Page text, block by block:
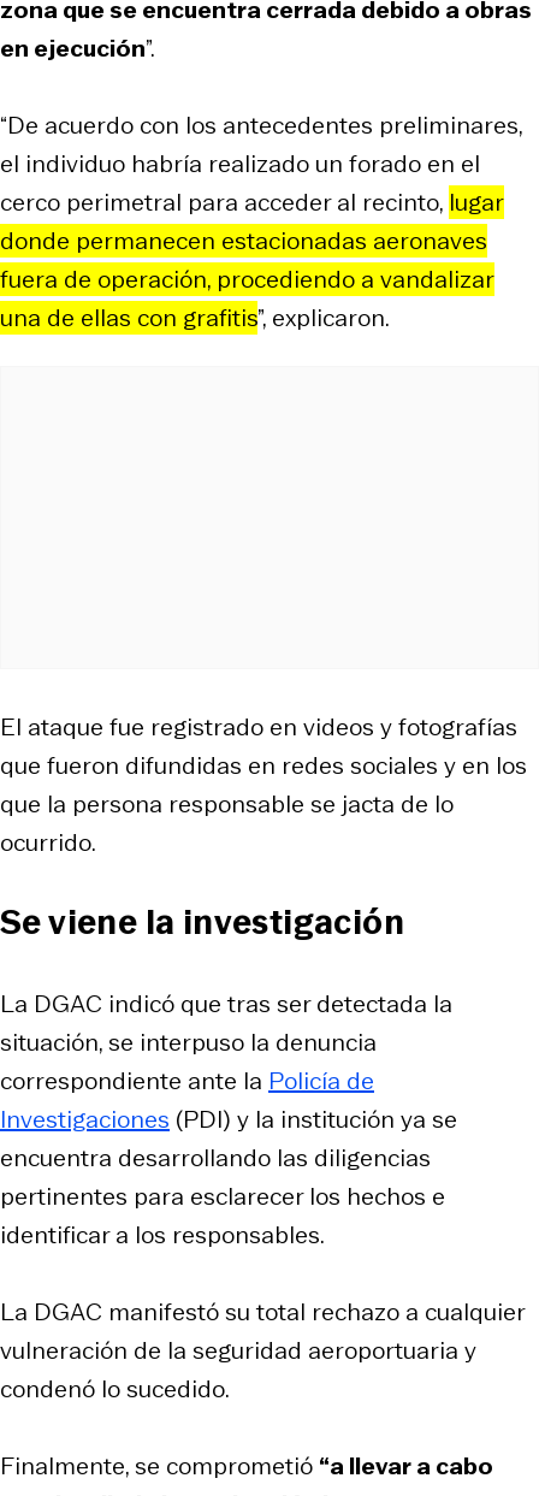
zona que se encuentra cerrada debido a obras
en ejecución”.
“De acuerdo con los antecedentes preliminares,
el individuo habría realizado un forado en el
cerco perimetral para acceder al recinto, lugar
donde permanecen estacionadas aeronaves
fuera de operación, procediendo a vandalizar
una de ellas con grafitis”, explicaron.
El ataque fue registrado en videos y fotografías
que fueron difundidas en redes sociales y en los
que la persona responsable se jacta de lo
ocurrido.
Se viene la investigación
La DGAC indicó que tras ser detectada la
situación, se interpuso la denuncia
correspondiente ante la Policía de
Investigaciones (PDI) y la institución ya se
encuentra desarrollando las diligencias
pertinentes para esclarecer los hechos e
identificar a los responsables.
La DGAC manifestó su total rechazo a cualquier
vulneración de la seguridad aeroportuaria y
condenó lo sucedido.
Finalmente, se comprometió “a llevar a cabo